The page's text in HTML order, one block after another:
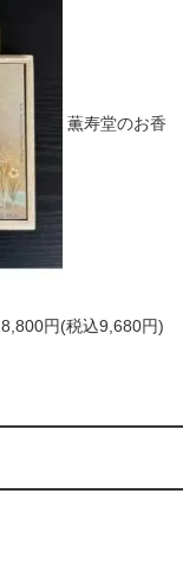
薫寿堂のお香
8,800円(税込9,680円)